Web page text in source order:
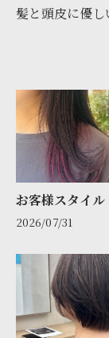
髪と頭皮に優し
お客様スタイル
2026/07/31